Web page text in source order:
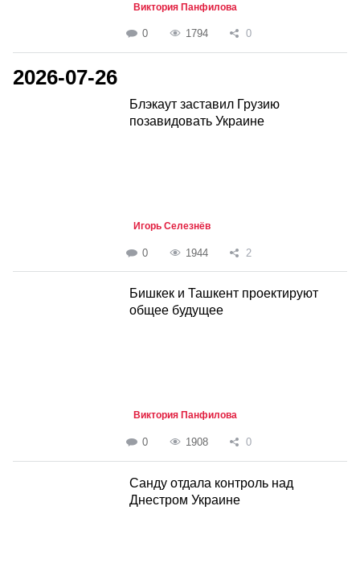
Виктория Панфилова
0 1794 0
2026-07-26
Блэкаут заставил Грузию
позавидовать Украине
Игорь Селезнёв
0 1944 2
Бишкек и Ташкент проектируют
общее будущее
Виктория Панфилова
0 1908 0
Санду отдала контроль над
Днестром Украине